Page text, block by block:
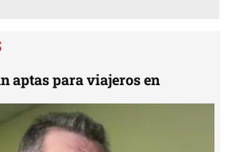
aptas para viajeros en